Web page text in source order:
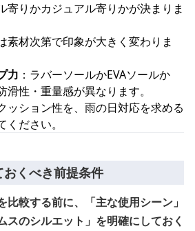
寄りかカジュアル寄りかが決まりま
素材次第で印象が大きく変わりま
力 ：ラバーソールかEVAソールか
性・重量感が異なります。
ッション性を、雨の日対応を求める
ださい。
くべき前提条件
比較する前に、「主な使用シーン」
スのシルエット」を明確にしておく